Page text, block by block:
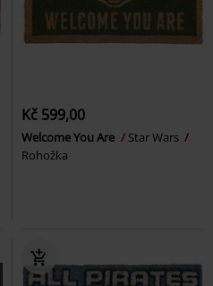
Kč 599,00
Welcome You Are
Star Wars
Rohožka